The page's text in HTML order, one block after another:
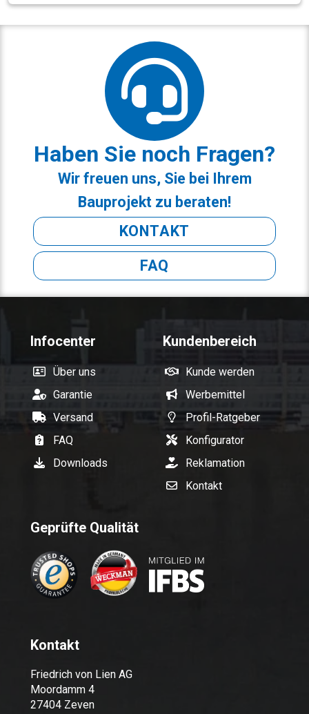
Haben Sie noch Fragen?
Wir freuen uns, Sie bei Ihrem
Bauprojekt zu beraten!
KONTAKT
FAQ
Infocenter
Über uns
Garantie
Versand
FAQ
Downloads
Kundenbereich
Kunde werden
Werbemittel
Profil-Ratgeber
Konfigurator
Reklamation
Kontakt
Geprüfte Qualität
Kontakt
Friedrich von Lien AG
Moordamm 4
27404 Zeven